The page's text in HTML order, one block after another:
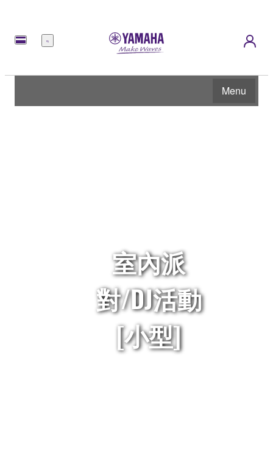
選
Menu
室內派
對/DJ活動
[小型]